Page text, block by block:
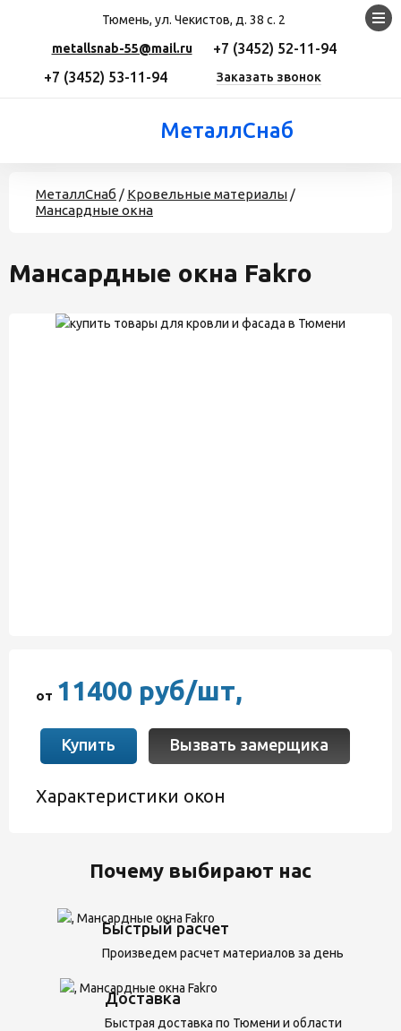
Тюмень, ул. Чекистов, д. 38 с. 2
metallsnab-55@mail.ru
+7 (3452) 52-11-94
+7 (3452) 53-11-94
Заказать звонок
МеталлСнаб
МеталлСнаб / Кровельные материалы /
Мансардные окна
Мансардные окна Fakro
от 11400 руб/шт,
Купить Вызвать замерщика
Характеристики окон
Почему выбирают нас
Быстрый расчет
Произведем расчет материалов за день
Доставка
Быстрая доставка по Тюмени и области